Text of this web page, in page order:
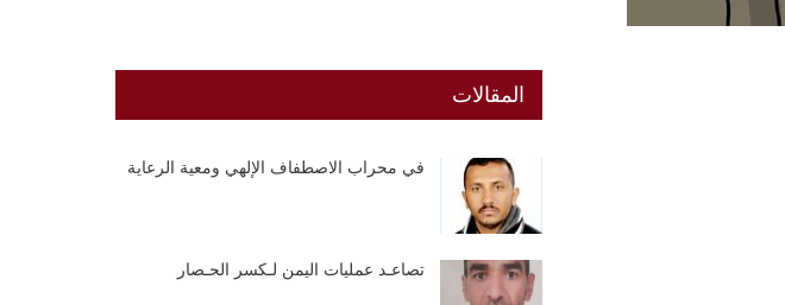
المقالات
في محراب الاصطفاف الإلهي ومعية الرعاية
تصاعـد عمليات اليمن لـكسر الحـصار